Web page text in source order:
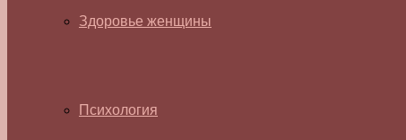
Здоровье женщины
Психология